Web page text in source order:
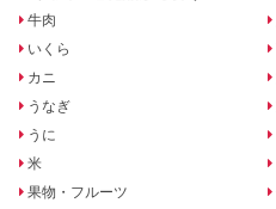
牛肉
いくら
カニ
うなぎ
うに
米
果物・フルーツ